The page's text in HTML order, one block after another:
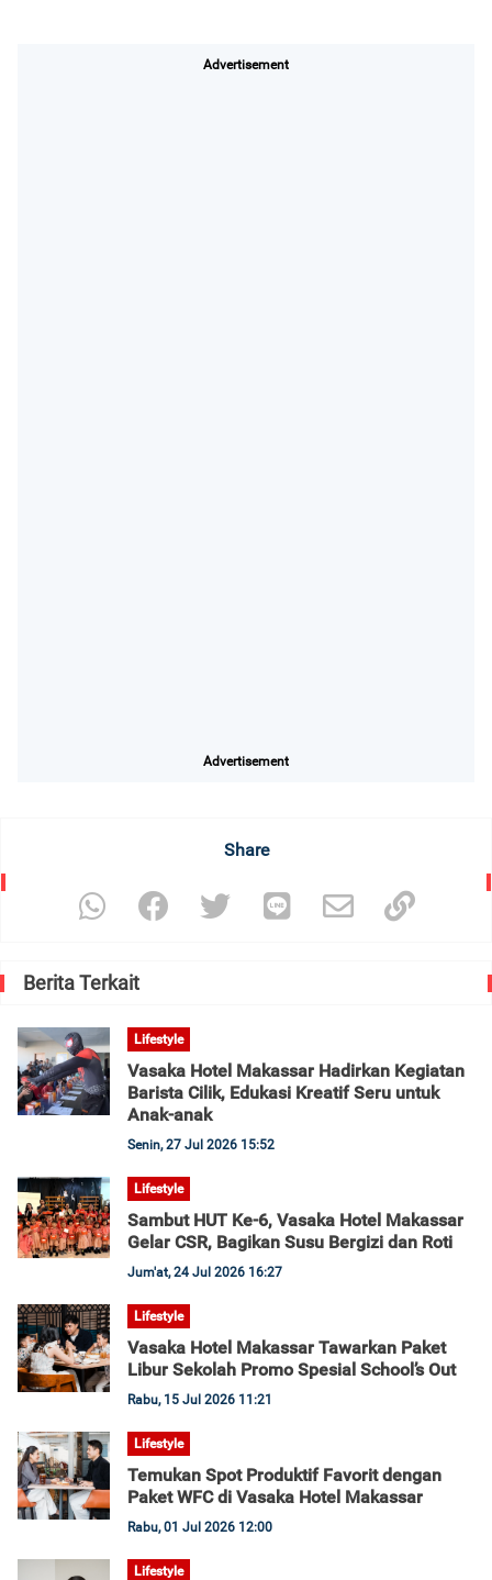
Advertisement
Advertisement
Share
Berita Terkait
Lifestyle
Vasaka Hotel Makassar Hadirkan Kegiatan
Barista Cilik, Edukasi Kreatif Seru untuk
Anak-anak
Senin, 27 Jul 2026 15:52
Lifestyle
Sambut HUT Ke-6, Vasaka Hotel Makassar
Gelar CSR, Bagikan Susu Bergizi dan Roti
Jum'at, 24 Jul 2026 16:27
Lifestyle
Vasaka Hotel Makassar Tawarkan Paket
Libur Sekolah Promo Spesial School’s Out
Rabu, 15 Jul 2026 11:21
Lifestyle
Temukan Spot Produktif Favorit dengan
Paket WFC di Vasaka Hotel Makassar
Rabu, 01 Jul 2026 12:00
Lifestyle